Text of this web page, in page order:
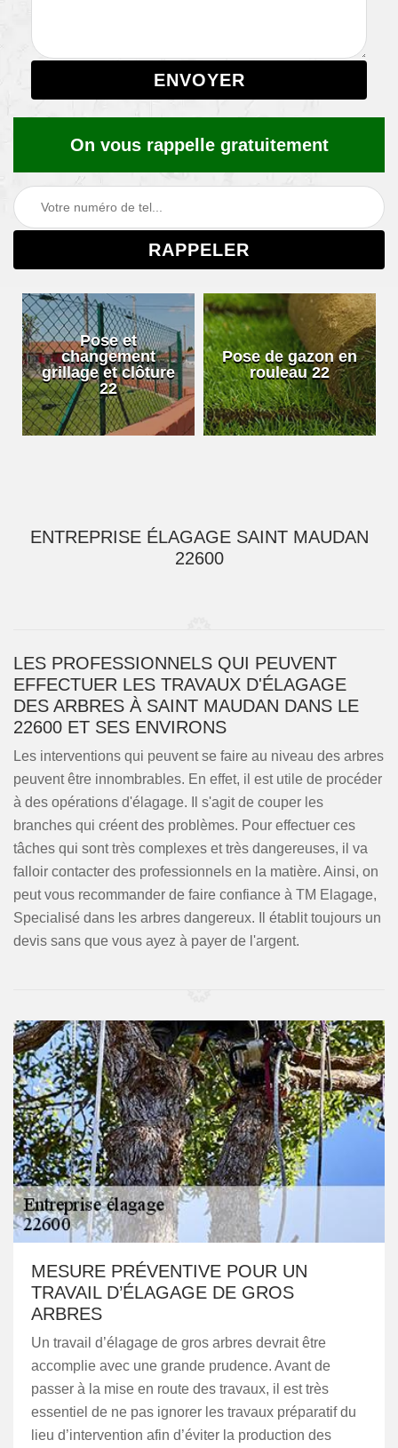
On vous rappelle gratuitement
Pose et
changement
grillage et clôture
22
Pose de gazon en
rouleau 22
ENTREPRISE ÉLAGAGE SAINT MAUDAN
22600
LES PROFESSIONNELS QUI PEUVENT
EFFECTUER LES TRAVAUX D'ÉLAGAGE
DES ARBRES À SAINT MAUDAN DANS LE
22600 ET SES ENVIRONS
Les interventions qui peuvent se faire au niveau des arbres
peuvent être innombrables. En effet, il est utile de procéder
à des opérations d'élagage. Il s'agit de couper les
branches qui créent des problèmes. Pour effectuer ces
tâches qui sont très complexes et très dangereuses, il va
falloir contacter des professionnels en la matière. Ainsi, on
peut vous recommander de faire confiance à TM Elagage,
Specialisé dans les arbres dangereux. Il établit toujours un
devis sans que vous ayez à payer de l'argent.
MESURE PRÉVENTIVE POUR UN
TRAVAIL D’ÉLAGAGE DE GROS
ARBRES
Un travail d’élagage de gros arbres devrait être
accomplie avec une grande prudence. Avant de
passer à la mise en route des travaux, il est très
essentiel de ne pas ignorer les travaux préparatif du
lieu d’intervention afin d’éviter la production des